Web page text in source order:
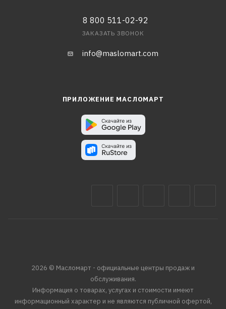
8 800 511-02-92
ЗАКАЗАТЬ ЗВОНОК
info@maslomart.com
ПРИЛОЖЕНИЕ МАСЛОМАРТ
2026 © Масломарт - официальные центры продаж и
обслуживания.
Информация о товарах, услугах и стоимости имеют
информационный характер и не являются публичной офертой,